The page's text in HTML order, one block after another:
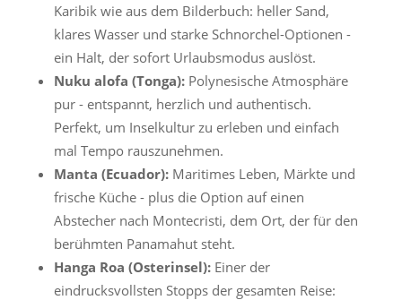
Karibik wie aus dem Bilderbuch: heller Sand,
klares Wasser und starke Schnorchel-Optionen -
ein Halt, der sofort Urlaubsmodus auslöst.
Nuku alofa (Tonga):Polynesische Atmosphäre
pur - entspannt, herzlich und authentisch.
Perfekt, um Inselkultur zu erleben und einfach
mal Tempo rauszunehmen.
Manta (Ecuador):Maritimes Leben, Märkte und
frische Küche - plus die Option auf einen
Abstecher nach Montecristi, dem Ort, der für den
berühmten Panamahut steht.
Hanga Roa (Osterinsel):Einer der
eindrucksvollsten Stopps der gesamten Reise: